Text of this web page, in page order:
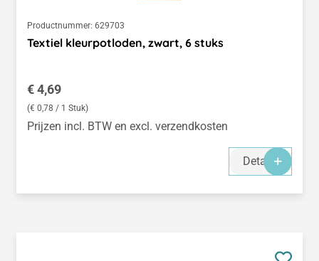
Productnummer: 629703
Textiel kleurpotloden, zwart, 6 stuks
Normale prijs:
€ 4,69
(€ 0,78 / 1 Stuk)
Prijzen incl. BTW en excl. verzendkosten
Details